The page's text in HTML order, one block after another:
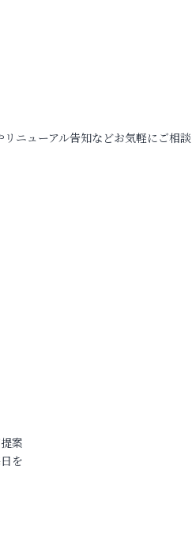
ニューアル告知などお気軽にご相
案
を